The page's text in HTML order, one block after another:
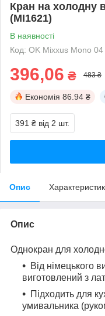
Кран на холодну
(MI1621)
В наявності
Код: OK Mixxus Mono 04
396,06 ₴ 483 ₴
Економія 86.94 ₴
391 ₴ від 2 шт.
Опис
Опис
Однокран для
Від німецького
виготовлений з
Підходить для
умивальника